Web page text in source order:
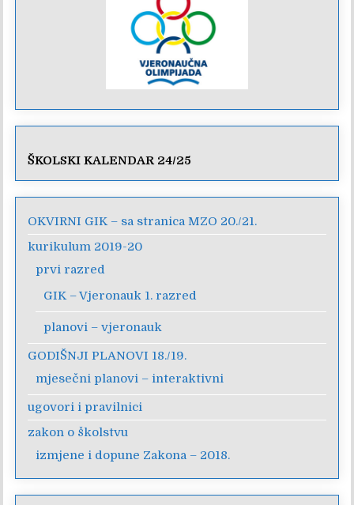
ŠKOLSKI KALENDAR 24/25
OKVIRNI GIK – sa stranica MZO 20./21.
kurikulum 2019-20
prvi razred
GIK – Vjeronauk 1. razred
planovi – vjeronauk
GODIŠNJI PLANOVI 18./19.
mjesečni planovi – interaktivni
ugovori i pravilnici
zakon o školstvu
izmjene i dopune Zakona – 2018.